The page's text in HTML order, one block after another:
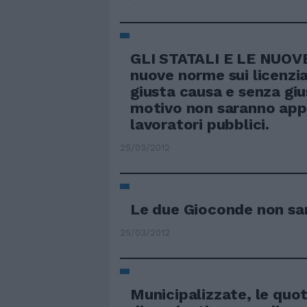
GLI STATALI E LE
nuove norme sui
giusta causa e senza
motivo non saranno
lavoratori pubblici.
25/03/2012
Le due Gioconde non
25/03/2012
Municipalizzate, le